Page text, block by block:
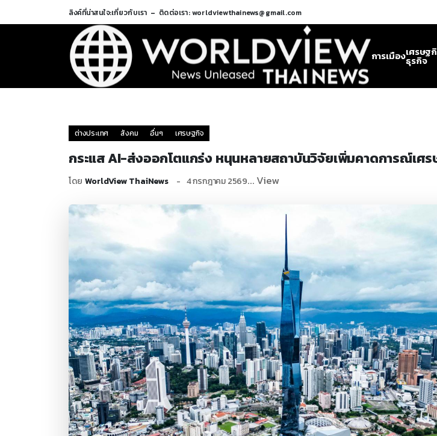
ลิงค์ที่น่าสนใจ:เกี่ยวกับเรา ติดต่อเรา: worldviewthainews@gmail.com
การเมืองเศรษฐ
ธุรกิจ
ต่างประเทศ สังคม อื่นๆ เศรษฐกิจ
กระแส AI-ส่งออกโตแกร่ง หนุนหลายสถาบันวิจัยเพิ่มคาดการณ์เศร
โดย WorldView ThaiNews 4 กรกฎาคม 2569... View